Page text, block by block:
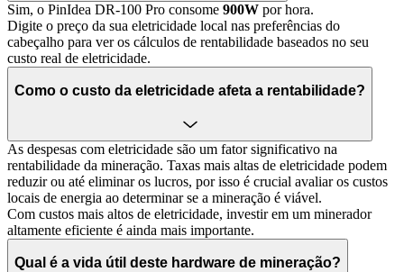
Sim, o PinIdea DR-100 Pro consome 900W por hora.
Digite o preço da sua eletricidade local nas preferências do
cabeçalho para ver os cálculos de rentabilidade baseados no seu
custo real de eletricidade.
Como o custo da eletricidade afeta a rentabilidade?
As despesas com eletricidade são um fator significativo na
rentabilidade da mineração. Taxas mais altas de eletricidade podem
reduzir ou até eliminar os lucros, por isso é crucial avaliar os custos
locais de energia ao determinar se a mineração é viável.
Com custos mais altos de eletricidade, investir em um minerador
altamente eficiente é ainda mais importante.
Qual é a vida útil deste hardware de mineração?